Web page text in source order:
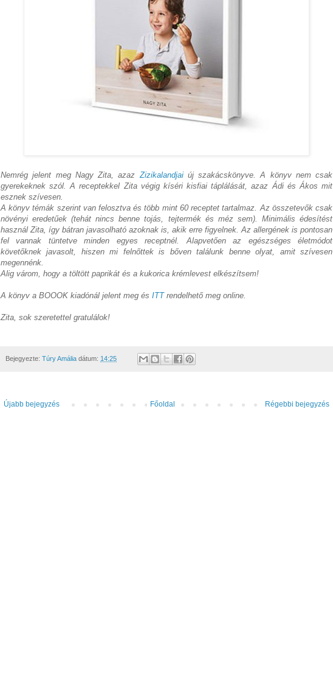
Nemrég jelent meg Nagy Zita, azazZizikalandjaiúj szakácskönyve. A könyv nem csak
gyerekeknek szól. A receptekkel Zita végig kísérikisfiai táplálását, azaz Ádi és Ákos mit
esznek szívesen.
A könyv témák szerint van felosztva és több mint 60 receptet tartalmaz. Az összetevők csak
növényi eredetűek (tehát nincs benne tojás, tejtermék és méz sem). Minimális édesítést
használ Zita, így bátran javasolható azoknak is, akik erre figyelnek. Az allergének is pontosan
fel vannak tüntetve minden egyes receptnél. Alapvetően az egészséges életmódot
követőknek javasolt, hiszen mi felnőttek is bőven találunk benne olyat, amit szívesen
megennénk.
Alig várom, hogy a töltött paprikát és a kukorica krémlevest elkészítsem!
A könyv a BOOOK kiadónál jelent meg és ITTrendelhető meg online.
Zita, sok szeretettel gratulálok!
Bejegyezte: Túry Amália dátum: 14:25
Újabb bejegyzés Régebbi bejegyzés
Főoldal